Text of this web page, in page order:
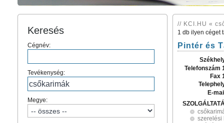
Keresés
Cégnév:
Tevékenység:
Megye:
// KCI.HU «
1 db ilyen céget
Pintér és
Telefonszám
Fax
E-
szerelési